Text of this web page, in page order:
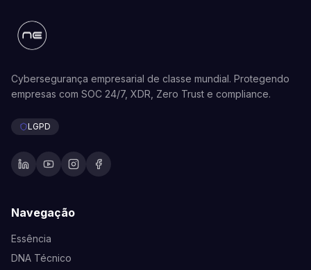
Cybersegurança empresarial de classe mundial. Protegendo
empresas com SOC 24/7, XDR, Zero Trust e compliance.
LGPD
Navegação
Essência
DNA Técnico